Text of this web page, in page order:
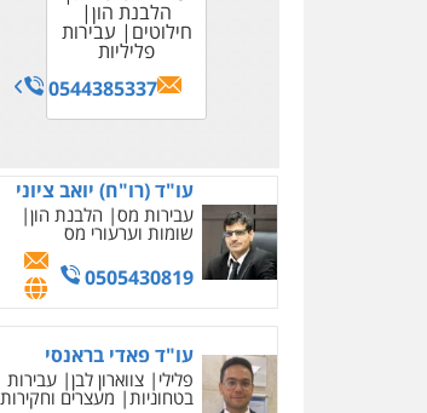
הלבנת הון
חילוטים עבירות
פליליות
0544385337
עו"ד (רו"ח) יואב ציוני
עבירות מס הלבנת הון
שומות וערעורי מס
0505430819
עו"ד פאדי בראנסי
פלילי צווארון לבן עבירות
בטחוניות מעצרים וחקירות